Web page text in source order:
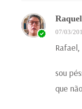
Raquel
07/03/
Rafael,
sou
que